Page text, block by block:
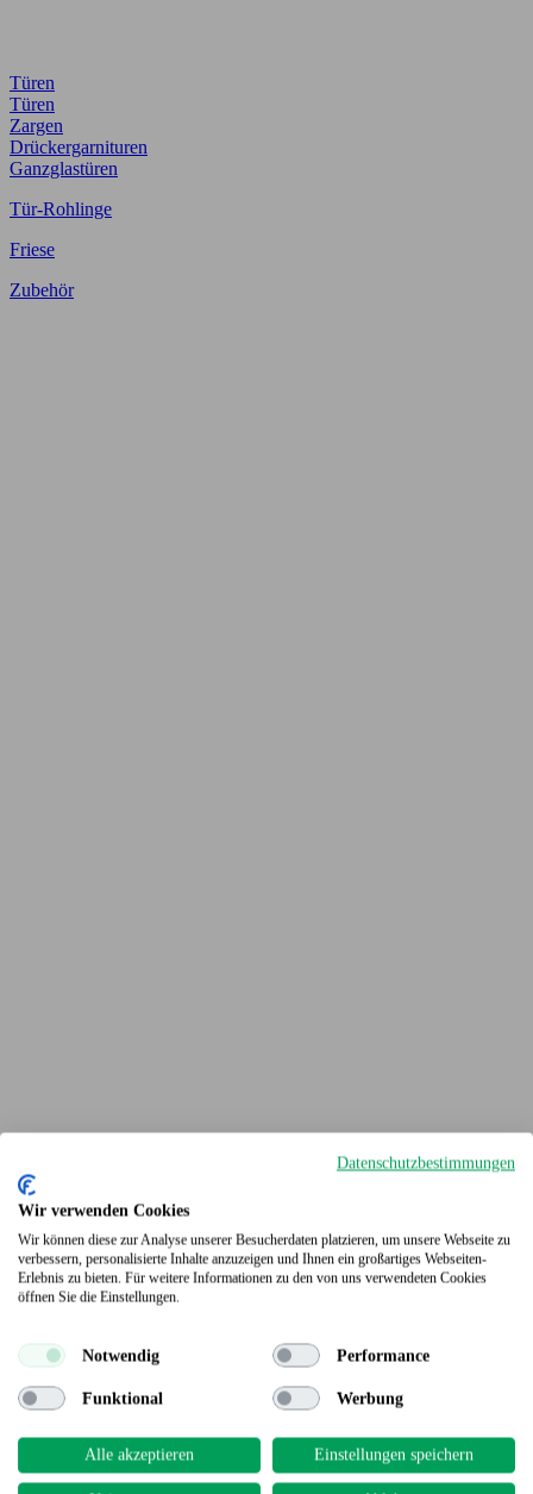
Türen
Türen
Zargen
Drückergarnituren
Ganzglastüren
Tür-Rohlinge
Friese
Zubehör
Terrassendielen
Datenschutzbestimmungen
Wir verwenden Cookies
Wir können diese zur Analyse unserer Besucherdaten platzieren, um unsere Webseite zu
verbessern, personalisierte Inhalte anzuzeigen und Ihnen ein großartiges Webseiten-
Erlebnis zu bieten. Für weitere Informationen zu den von uns verwendeten Cookies
öffnen Sie die Einstellungen.
Notwendig Performance
Funktional Werbung
Alle akzeptieren Einstellungen speichern